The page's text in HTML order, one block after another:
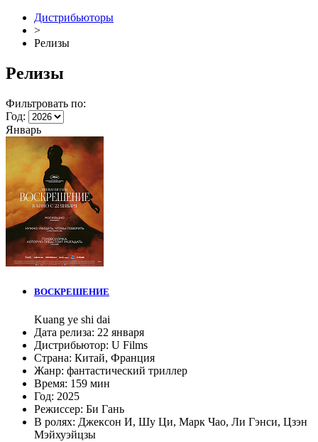
Дистрибьюторы
>
Релизы
Релизы
Фильтровать по:
Год:
Январь
ВОСКРЕШЕНИЕ
Kuang ye shi dai
Дата релиза: 22 января
Дистрибьютор: U Films
Страна: Китай, Франция
Жанр: фантастический триллер
Время: 159 мин
Год: 2025
Режиссер: Би Гань
В ролях: Джексон И, Шу Ци, Марк Чао, Ли Гэнси, Цзэн
Мэйхуэйцзы